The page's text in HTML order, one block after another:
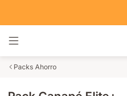
Packs Ahorro